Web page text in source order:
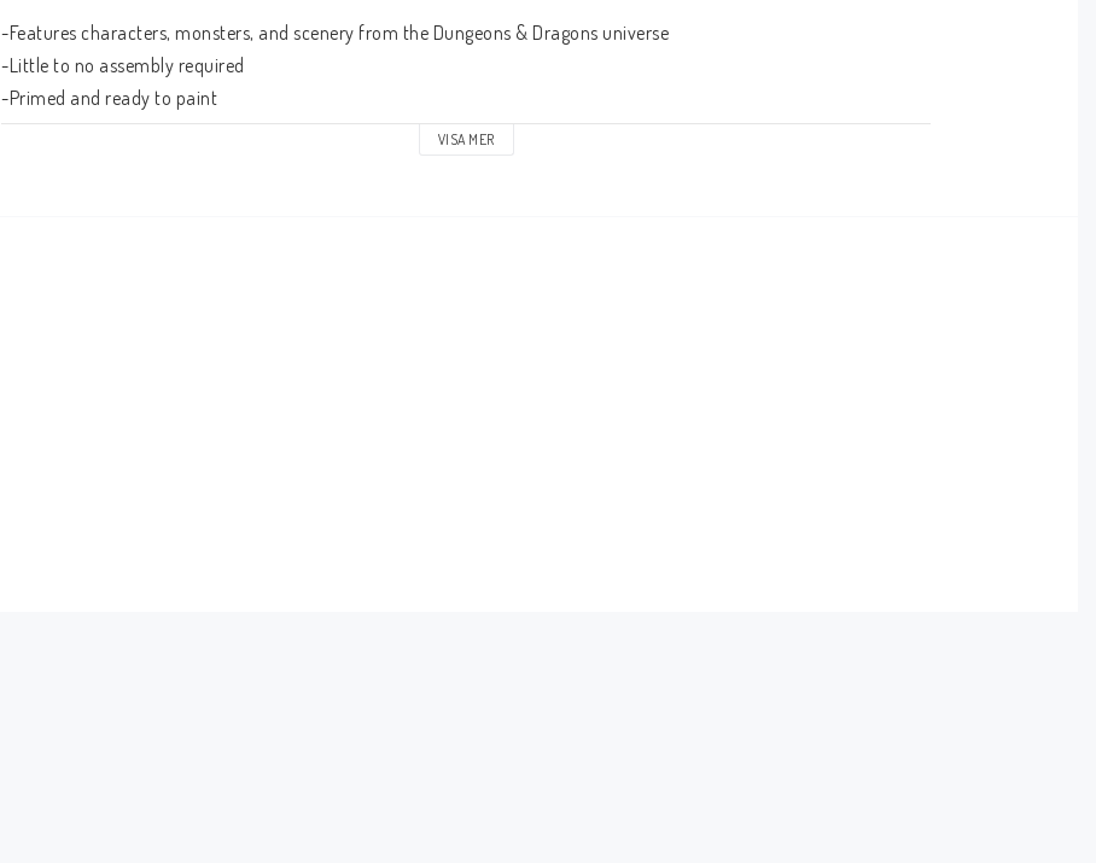
-Features characters, monsters, and scenery from the Dungeons & Dragons universe
-Little to no assembly required
-Primed and ready to paint
-Some miniatures include translucent parts
VISA MER